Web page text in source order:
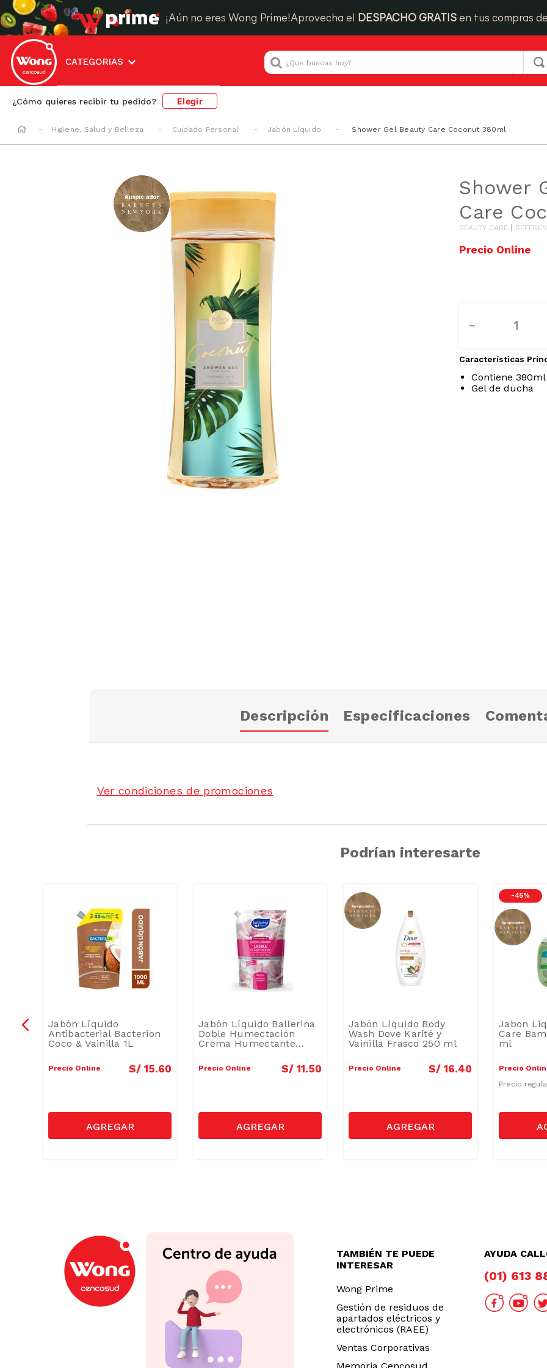
¡Aún no eres Wong Prime!Aprovecha el DESPACHO GRATIS en tus compras
CATEGORIAS
¿Que buscas hoy?
¿Cómo quieres recibir tu pedido? Elegir
Higiene, Salud y Belleza Cuidado Personal Jabón Líquido Shower Gel Beauty Care Coconut 380ml
Shower
Care
BEAUTY CARE
－
Características
Contiene 380ml
Gel de ducha
Descripción Especificaciones
Ver condiciones de promociones
Podrían interesarte
Jabón Líquido
Antibacterial Bacterion
Coco & Vainilla 1L
Precio Online S/ 15.60
Jabón Líquido Ballerina
Doble Humectación
Crema Humectante
Precio Online S/ 11.50
Jabón Líquido Body
Wash Dove Karité y
Vainilla Frasco 250 ml
Precio Online S/ 16.40
-45 %
Jabon
Care
ml
Precio
Precio
TAMBIÉN TE PUEDE
INTERESAR
Wong Prime
Gestión de residuos de
apartados eléctricos y
electrónicos (RAEE)
Ventas Corporativas
AYUDA
(01) 613